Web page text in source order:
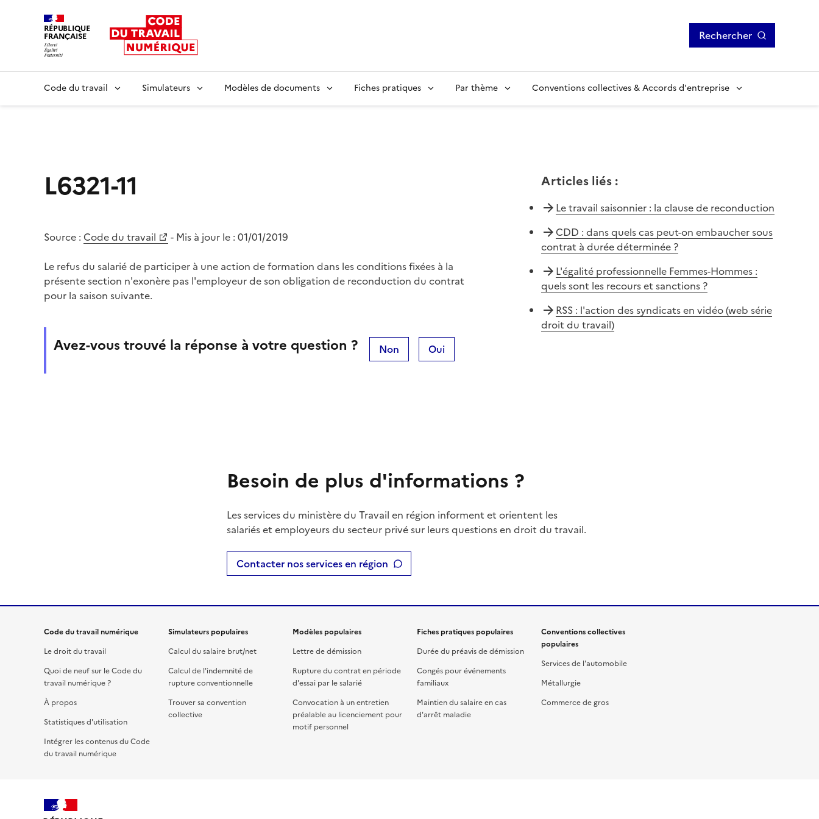
RÉPUBLIQUE
FRANÇAISE Rechercher
Code du travail Simulateurs Modèles de documents Fiches pratiques Par thème Conventions collectives & Accords d'entreprise
L6321-11
Source : Code du travail - Mis à jour le : 01/01/2019
Le refus du salarié de participer à une action de formation dans les conditions fixées à la
présente section n'exonère pas l'employeur de son obligation de reconduction du contrat
pour la saison suivante.
Avez-vous trouvé la réponse à votre question ? Non Oui
Articles liés:
Le travail saisonnier : la clause de reconduction
CDD : dans quels cas peut-on embaucher sous
contrat à durée déterminée ?
L'égalité professionnelle Femmes-Hommes :
quels sont les recours et sanctions ?
RSS : l'action des syndicats en vidéo (web série
droit du travail)
Besoin de plus d'informations ?
Les services du ministère du Travail en région informent et orientent les
salariés et employeurs du secteur privé sur leurs questions en droit du travail.
Contacter nos services en région
Code du travail numérique
Le droit du travail
Quoi de neuf sur le Code du
travail numérique ?
À propos
Statistiques d'utilisation
Intégrer les contenus du Code
du travail numérique
Simulateurs populaires
Calcul du salaire brut/net
Calcul de l'indemnité de
rupture conventionnelle
Trouver sa convention
collective
Modèles populaires
Lettre de démission
Rupture du contrat en période
d'essai par le salarié
Convocation à un entretien
préalable au licenciement pour
motif personnel
Fiches pratiques populaires
Durée du préavis de démission
Congés pour événements
familiaux
Maintien du salaire en cas
d'arrêt maladie
Conventions collectives
populaires
Services de l'automobile
Métallurgie
Commerce de gros